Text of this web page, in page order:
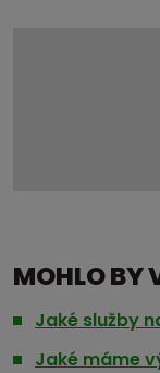
MOHLO BY
Jaké služby
Jaké máme